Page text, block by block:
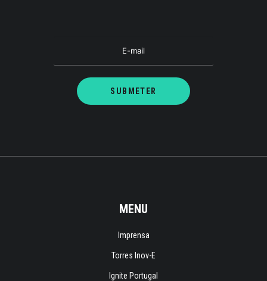
MENU
Imprensa
Torres Inov-E
Ignite Portugal